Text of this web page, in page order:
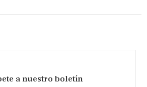
a nuestro boletín